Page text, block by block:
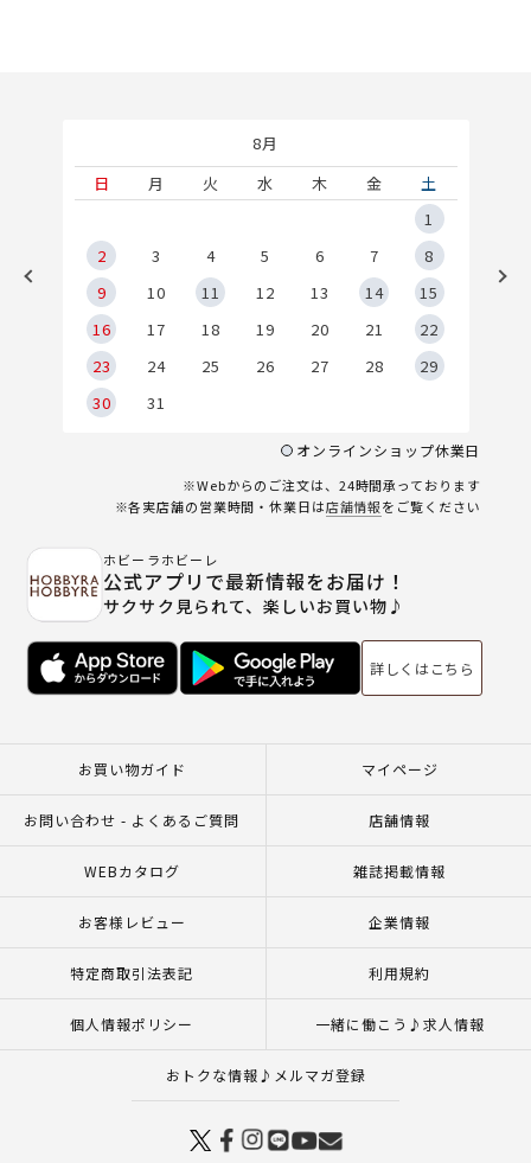
8月
日
月 火 水 木 金
土
1
2
3 4 5 6 7
8
9
10 11 12 13 14
15
16
17 18 19 20 21
22
23
24 25 26 27 28
29
30
31
オンラインショップ休業日
※Webからのご注文は、24時間承っております
※各実店舗の営業時間・休業日は店舗情報をご覧ください
ホビーラホビーレ
公式アプリで最新情報をお届け！
サクサク見られて、楽しいお買い物♪
詳しくはこちら
お買い物ガイド マイページ
お問い合わせ - よくあるご質問 店舗情報
WEBカタログ 雑誌掲載情報
お客様レビュー 企業情報
特定商取引法表記 利用規約
個人情報ポリシー 一緒に働こう♪求人情報
おトクな情報♪メルマガ登録